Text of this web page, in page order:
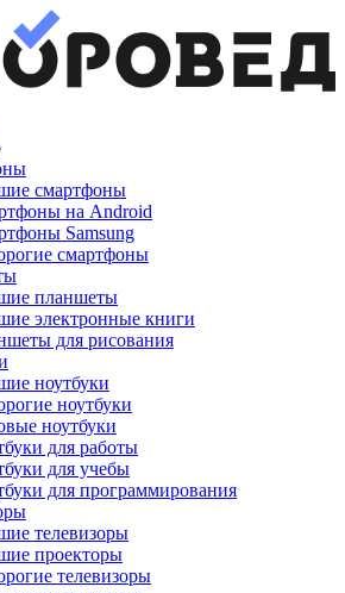
смартфоны
на Android
Samsung
смартфоны
планшеты
электронные книги
для рисования
ноутбуки
ноутбуки
ноутбуки
для работы
для учебы
для программирования
телевизоры
проекторы
телевизоры